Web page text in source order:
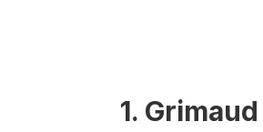
1. Grimaud